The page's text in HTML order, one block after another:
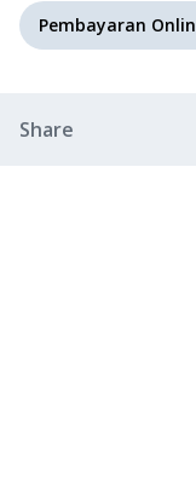
Pembayaran
Share